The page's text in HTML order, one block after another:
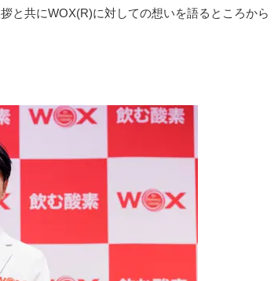
と共にWOX(R)に対しての想いを語るところから